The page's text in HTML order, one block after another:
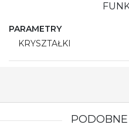
PARAMETRY
KRYSZTAŁKI
PODOBNE